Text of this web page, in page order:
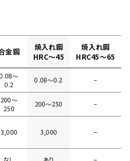
金鋼
焼入れ鋼
HRC～45
焼入れ鋼
HRC45～65
0.08〜
0.2
0.08〜0.2 −
200〜
250
200〜250 −
3,000 3,000 −